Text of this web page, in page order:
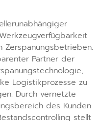
Zerspanungsbetrieben.
Partner der
Logistikprozesse zu
Durch vernetzte
des Kunden
stellt